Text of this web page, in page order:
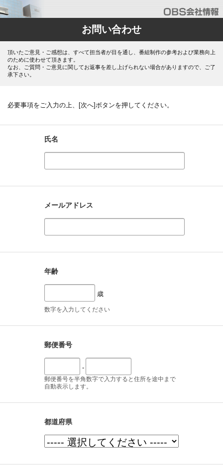
お問い合わせ
頂いたご意見・ご感想は、すべて担当者が目を通し、番組制作の参考および業務向上
のために使わせて頂きます。
なお、ご質問・ご意見に関してお返事を差し上げられない場合がありますので、ご了
承下さい。
必要事項をご入力の上、[次へ]ボタンを押してください。
氏名
メールアドレス
年齢
歳
数字を入力してください
郵便番号
-
郵便番号を半角数字で入力すると住所を途中まで
自動表示します。
都道府県